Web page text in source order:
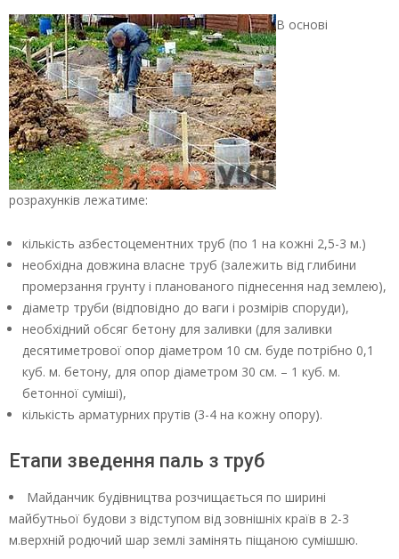
В основі
розрахунків лежатиме:
кількість азбестоцементних труб (по 1 на кожні 2,5-3 м.)
необхідна довжина власне труб (залежить від глибини
промерзання грунту і планованого піднесення над землею),
діаметр труби (відповідно до ваги і розмірів споруди),
необхідний обсяг бетону для заливки (для заливки
десятиметрової опор діаметром 10 см. буде потрібно 0,1
куб. м. бетону, для опор діаметром 30 см. – 1 куб. м.
бетонної суміші),
кількість арматурних прутів (3-4 на кожну опору).
Етапи зведення паль з труб
Майданчик будівництва розчищається по ширині
майбутньої будови з відступом від зовнішніх країв в 2-3
м.верхній родючий шар землі замінять піщаною сумішшю.